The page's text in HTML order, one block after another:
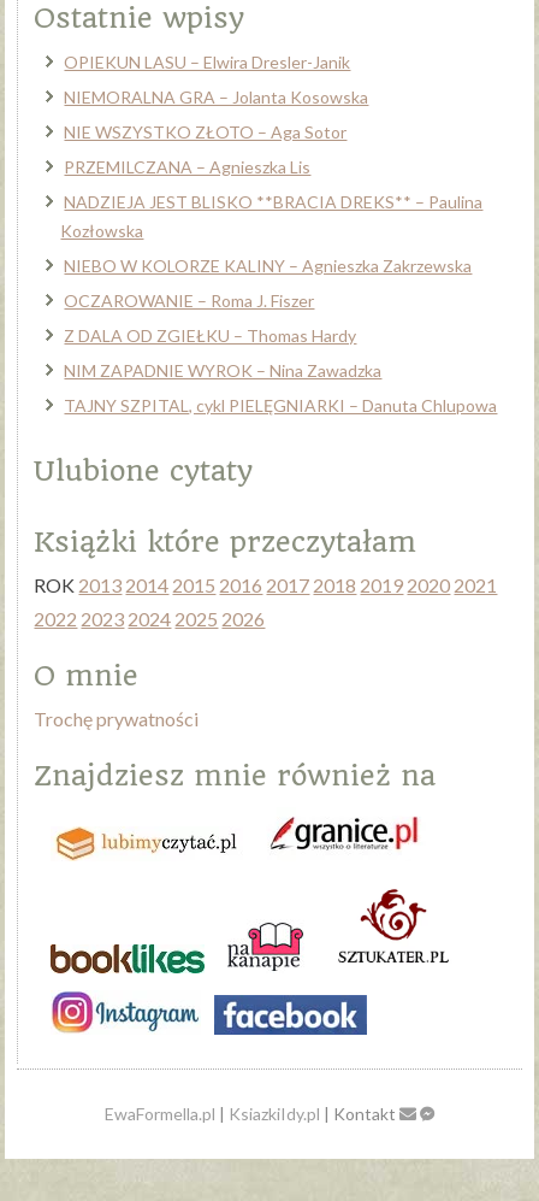
Ostatnie wpisy
OPIEKUN LASU – Elwira Dresler-Janik
NIEMORALNA GRA – Jolanta Kosowska
NIE WSZYSTKO ZŁOTO – Aga Sotor
PRZEMILCZANA – Agnieszka Lis
NADZIEJA JEST BLISKO **BRACIA DREKS** – Paulina
Kozłowska
NIEBO W KOLORZE KALINY – Agnieszka Zakrzewska
OCZAROWANIE – Roma J. Fiszer
Z DALA OD ZGIEŁKU – Thomas Hardy
NIM ZAPADNIE WYROK – Nina Zawadzka
TAJNY SZPITAL, cykl PIELĘGNIARKI – Danuta Chlupowa
Ulubione cytaty
Książki które przeczytałam
ROK 2013 2014 2015 2016 2017 2018 2019 2020 2021
2022 2023 2024 2025 2026
O mnie
Trochę prywatności
Znajdziesz mnie również na
EwaFormella.pl | KsiazkiIdy.pl | Kontakt